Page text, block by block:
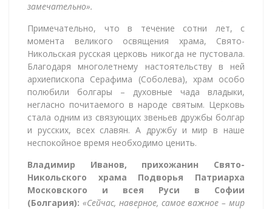
замечательно».
Примечательно, что в течение сотни лет, с
момента великого освящения храма, Свято-
Никольская русская церковь никогда не пустовала.
Благодаря многолетнему настоятельству в ней
архиепископа Серафима (Соболева), храм особо
полюбили болгары – духовные чада владыки,
негласно почитаемого в народе святым. Церковь
стала одним из связующих звеньев дружбы болгар
и русских, всех славян. А дружбу и мир в наше
неспокойное время необходимо ценить.
Владимир Иванов, прихожанин Свято-
Никольского храма Подворья Патриарха
Московского и всея Руси в Софии
(Болгария): «Сейчас, наверное, самое важное – мир